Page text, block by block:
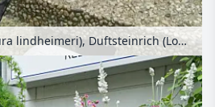
Aster, Prachtkerze (Gaura lindheimeri), Duftsteinrich (Lobularia maritima), Margerite (Leucanthemum) und Elfenspiegel (Nemesia)